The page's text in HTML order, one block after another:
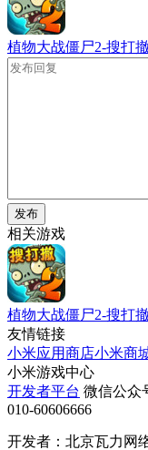
植物大战僵尸2-搜打
发布
相关游戏
植物大战僵尸2-搜打
友情链接
小米应用商店小米商
小米游戏中心
开发者平台 微信公众
010-60606666
开发者：北京瓦力网